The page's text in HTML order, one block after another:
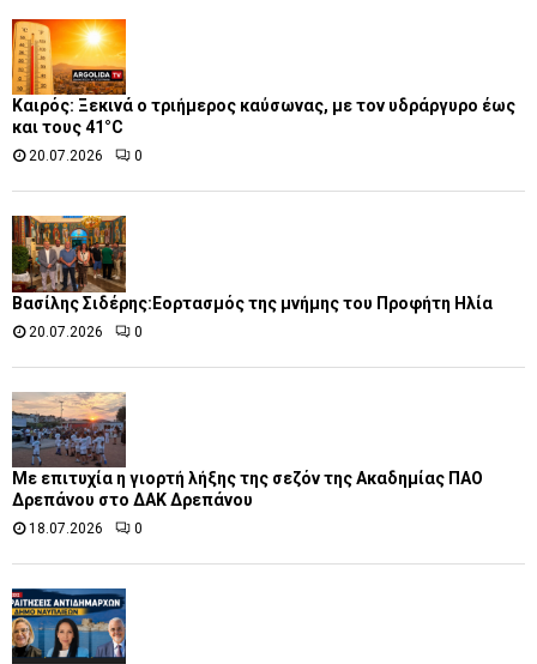
Καιρός: Ξεκινά ο τριήμερος καύσωνας, με τον υδράργυρο έως
και τους 41°C
20.07.2026 0
Βασίλης Σιδέρης:Εορτασμός της μνήμης του Προφήτη Ηλία
20.07.2026 0
Με επιτυχία η γιορτή λήξης της σεζόν της Ακαδημίας ΠΑΟ
Δρεπάνου στο ΔΑΚ Δρεπάνου
18.07.2026 0